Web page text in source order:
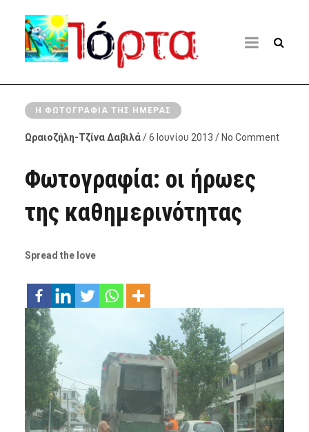
Η ΦΩΤΟΓΡΑΦΊΑ ΤΗΣ ΗΜΈΡΑΣ
Ωραιοζήλη-Τζίνα Δαβιλά/ 6 Ιουνίου 2013 / No Comment
Φωτογραφία: οι ήρωες
της καθημερινότητας
Spread the love